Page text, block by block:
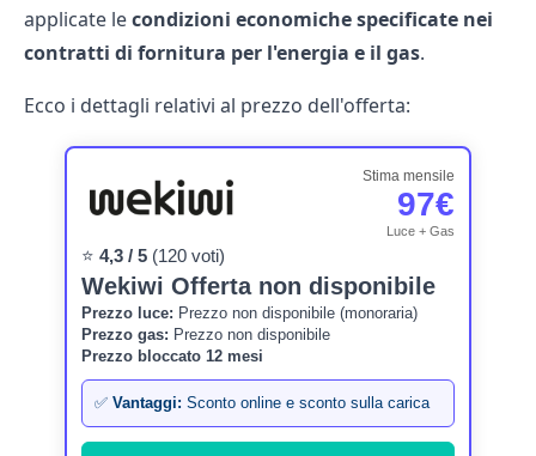
applicate lecondizioni economiche specificate nei
contratti di fornitura per l'energia e il gas.
Ecco i dettagli relativi al prezzo dell'offerta:
⭐ 4,3 / 5(120 voti)
Wekiwi Offerta non disponibile
Stima mensile
97€
Luce + Gas
Prezzo luce: Prezzo non disponibile (monoraria)
Prezzo gas: Prezzo non disponibile
Prezzo bloccato 12 mesi
✅ Vantaggi: Sconto online e sconto sulla carica